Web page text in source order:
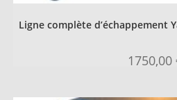
Ligne complète d’échappement
1750,00